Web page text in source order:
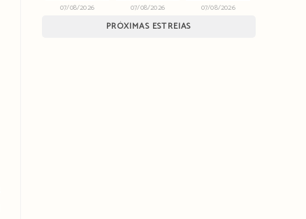
07/08/2026 07/08/2026 07/08/2026
PRÓXIMAS ESTREIAS